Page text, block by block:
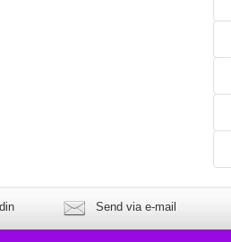
Send via e-mail